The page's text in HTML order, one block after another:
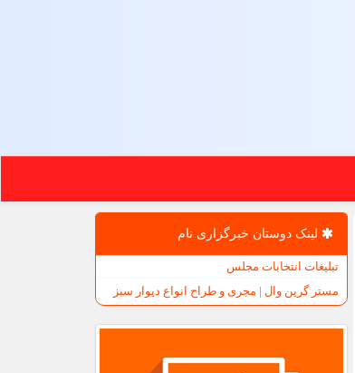
لینک دوستان خبرگزاری نام
تبلیغات انتخابات مجلس
مستر گرین وال | مجری و طراح انواع دیوار سبز